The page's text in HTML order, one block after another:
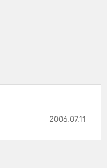
2006.07.11